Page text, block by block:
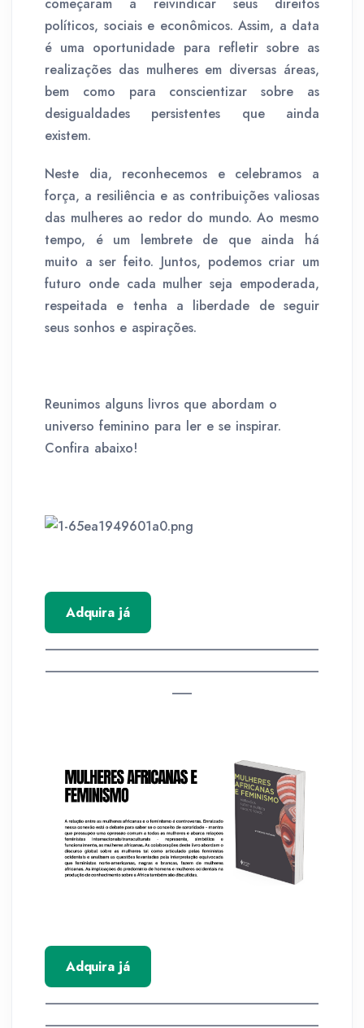
começaram a reivindicar seus direitos
políticos, sociais e econômicos. Assim, a data
é uma oportunidade para refletir sobre as
realizações das mulheres em diversas áreas,
bem como para conscientizar sobre as
desigualdades persistentes que ainda
existem.
Neste dia, reconhecemos e celebramos a
força, a resiliência e as contribuições valiosas
das mulheres ao redor do mundo. Ao mesmo
tempo, é um lembrete de que ainda há
muito a ser feito. Juntos, podemos criar um
futuro onde cada mulher seja empoderada,
respeitada e tenha a liberdade de seguir
seus sonhos e aspirações.
Reunimos alguns livros que abordam o
universo feminino para ler e se inspirar.
Confira abaixo!
Adquira já
__________________________________________
__________________________________________
___
Adquira já
__________________________________________
__________________________________________